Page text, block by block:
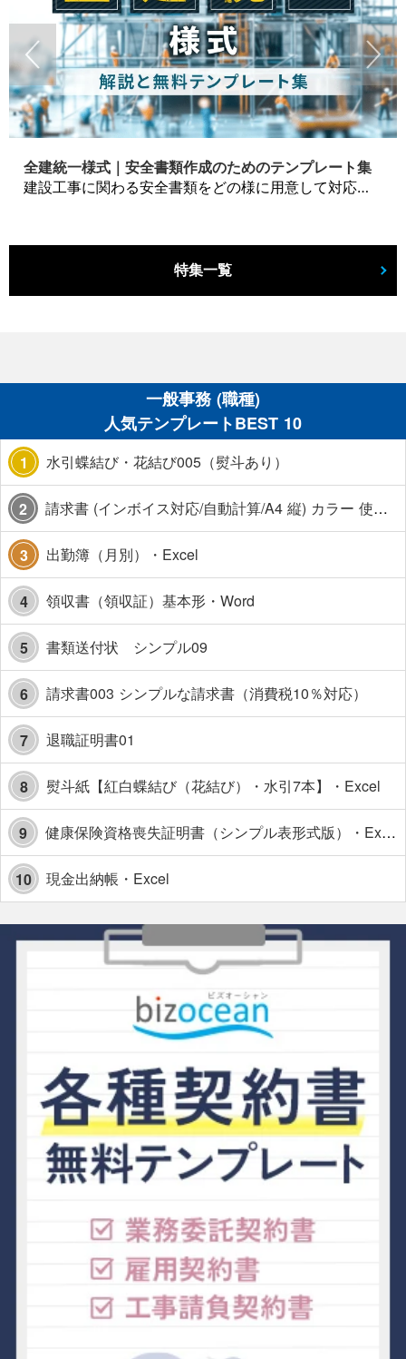
全建統一様式｜安全書類作成のためのテンプレート集
建設工事に関わる安全書類をどの様に用意して対応するか？関連書式テンプレートから書き方の注意点などの役立つコラムをbizoceanがお届けします。
特集一覧
一般事務 (職種)
人気テンプレートBEST 10
1 水引蝶結び・花結び005（熨斗あり）
2 請求書 (インボイス対応/自動計算/A4 縦) カラー 使い方解説あり
3 出勤簿（月別）・Excel
4 領収書（領収証）基本形・Word
5 書類送付状 シンプル09
6 請求書003 シンプルな請求書（消費税10％対応）
7 退職証明書01
8 熨斗紙【紅白蝶結び（花結び）・水引7本】・Excel
9 健康保険資格喪失証明書（シンプル表形式版）・Excel【見本付き】
10 現金出納帳・Excel